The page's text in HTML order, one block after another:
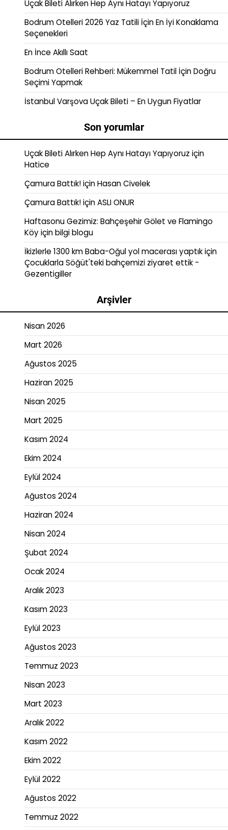
Uçak Bileti Alırken Hep Aynı Hatayı Yapıyoruz
Bodrum Otelleri 2026 Yaz Tatili İçin En İyi Konaklama
Seçenekleri
En İnce Akıllı Saat
Bodrum Otelleri Rehberi: Mükemmel Tatil İçin Doğru
Seçimi Yapmak
İstanbul Varşova Uçak Bileti – En Uygun Fiyatlar
Son yorumlar
Uçak Bileti Alırken Hep Aynı Hatayı Yapıyoruz için
Hatice
Çamura Battık!içinHasan Civelek
Çamura Battık!içinASLI ONUR
Haftasonu Gezimiz: Bahçeşehir Gölet ve Flamingo
Köyiçinbilgi blogu
İkizlerle 1300 km Baba-Oğul yol macerası yaptıkiçin
Çocuklarla Söğüt'teki bahçemizi ziyaret ettik -
Gezentigiller
Arşivler
Nisan 2026
Mart 2026
Ağustos 2025
Haziran 2025
Nisan 2025
Mart 2025
Kasım 2024
Ekim 2024
Eylül 2024
Ağustos 2024
Haziran 2024
Nisan 2024
Şubat 2024
Ocak 2024
Aralık 2023
Kasım 2023
Eylül 2023
Ağustos 2023
Temmuz 2023
Nisan 2023
Mart 2023
Aralık 2022
Kasım 2022
Ekim 2022
Eylül 2022
Ağustos 2022
Temmuz 2022